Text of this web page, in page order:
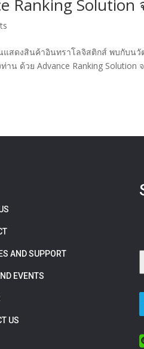
Ranking Solution
สดงสินค้าอินทราโลจิสติกส์ พบกับนวั
น ด้วย Advance Ranking
AND SUPPORT
EVENTS
US